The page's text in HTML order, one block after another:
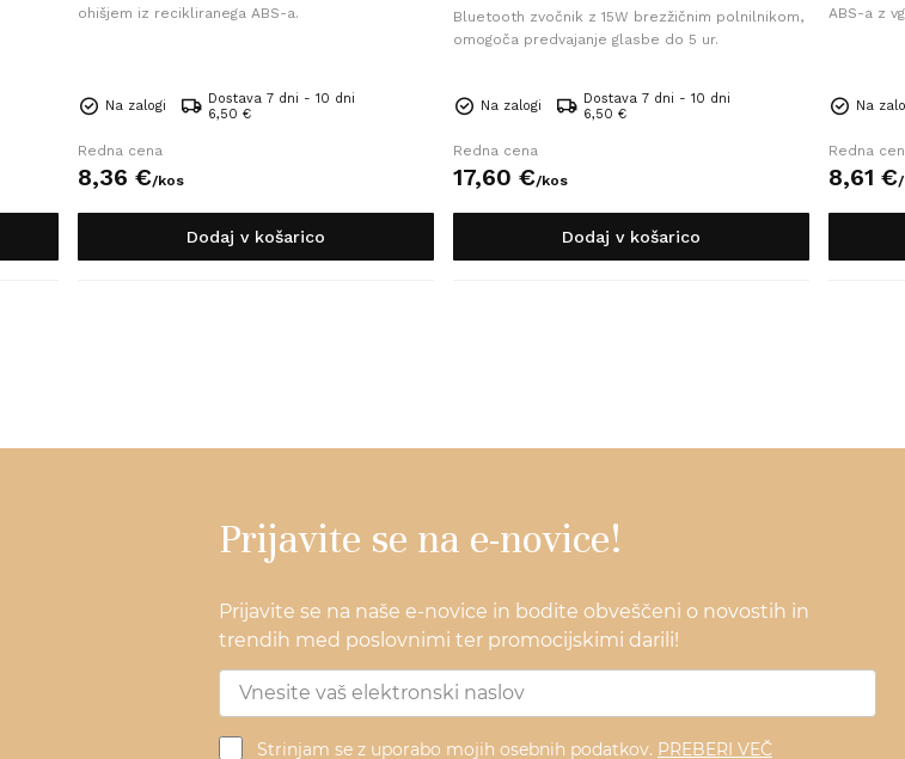
ohišjem iz recikliranega ABS-a.
Na zalogi
Dostava 7 dni - 10 dni
6,50 €
Redna cena
8,36 €/kos
Dodaj v košarico
Bluetooth zvočnik z 15W brezžičnim polnilnikom,
omogoča predvajanje glasbe do 5 ur.
Na zalogi
Dostava 7 dni - 10 dni
6,50 €
Redna cena
17,60 €/kos
Dodaj v košarico
ABS-a z
Na
Redna
8,61 €/
Prijavite se na e-novice!
Prijavite se na naše e-novice in bodite obveščeni o novostih in
trendih med poslovnimi ter promocijskimi darili!
Strinjam se z uporabo mojih osebnih podatkov. PREBERI VEČ